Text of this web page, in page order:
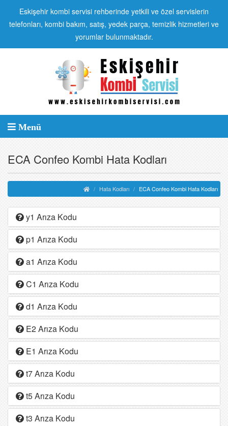
Eskişehir kombi servisi rehberinde yetkili ve özel servislerin
telefonları, kombi bakım, satış, yedek parça, temizlik hizmetleri ve
yorumlar bulunmaktadır.
Menü
ECA Confeo Kombi Hata Kodları
Hata Kodları ECA Confeo Kombi Hata Kodları
y1 Arıza Kodu
p1 Arıza Kodu
a1 Arıza Kodu
C1 Arıza Kodu
d1 Arıza Kodu
E2 Arıza Kodu
E1 Arıza Kodu
t7 Arıza Kodu
t5 Arıza Kodu
t3 Arıza Kodu